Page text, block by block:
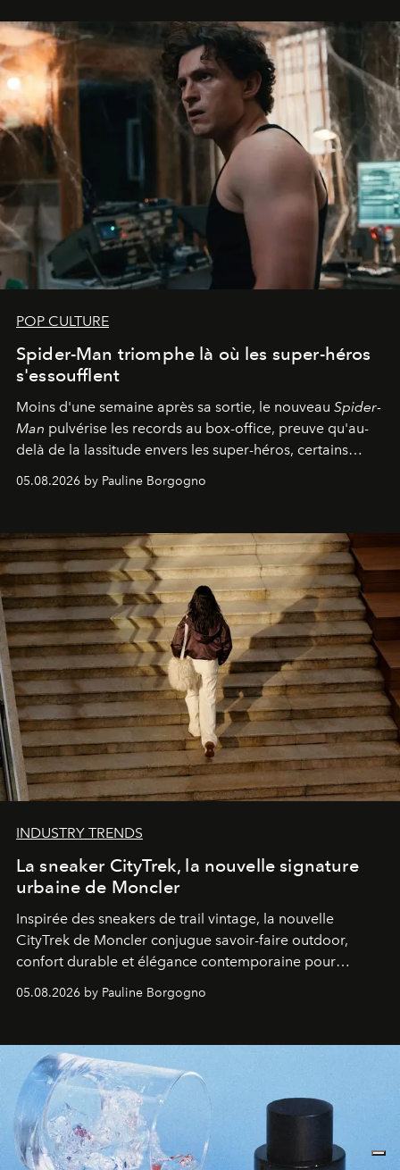
POP CULTURE
Spider-Man triomphe là où les super-héros
s'essoufflent
Moins d'une semaine après sa sortie, le nouveau Spider-
Man pulvérise les records au box-office, preuve qu'au-
delà de la lassitude envers les super-héros, certains
personnages continuent de susciter une ferveur intacte.
05.08.2026 by Pauline Borgogno
INDUSTRY TRENDS
La sneaker CityTrek, la nouvelle signature
urbaine de Moncler
Inspirée des sneakers de trail vintage, la nouvelle
CityTrek de Moncler conjugue savoir-faire outdoor,
confort durable et élégance contemporaine pour
accompagner les explorations du quotidien.
05.08.2026 by Pauline Borgogno